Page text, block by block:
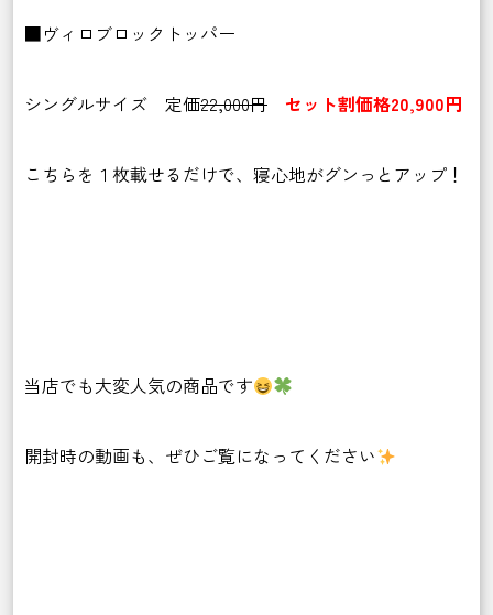
■ヴィロブロックトッパー
シングルサイズ 定価22,000円 セット割価格20,900円
こちらを１枚載せるだけで、寝心地がグンっとアップ！
当店でも大変人気の商品です
開封時の動画も、ぜひご覧になってください